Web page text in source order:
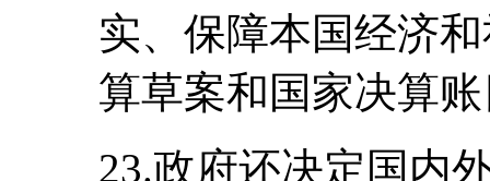
实、保障本国经济
算草案和国家决算
23.政府还决定国内